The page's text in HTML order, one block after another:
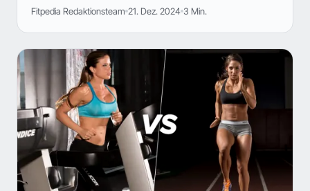
Fitpedia Redaktionsteam 21. Dez. 2024 3 Min.